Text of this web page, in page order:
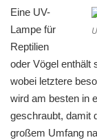
Eine UV-
Lampe für
Reptilien
oder Vögel enthält
wobei letztere
wird am besten in
geschraubt, damit
großem Umfang